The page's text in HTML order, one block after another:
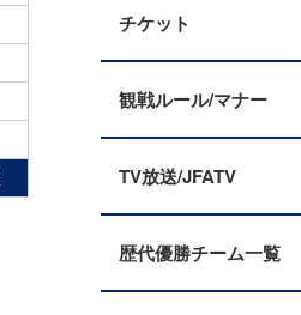
チケット
観戦ルール/マナー
TV放送/JFATV
歴代優勝チーム一覧